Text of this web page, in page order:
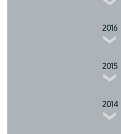
2016
2015
2014